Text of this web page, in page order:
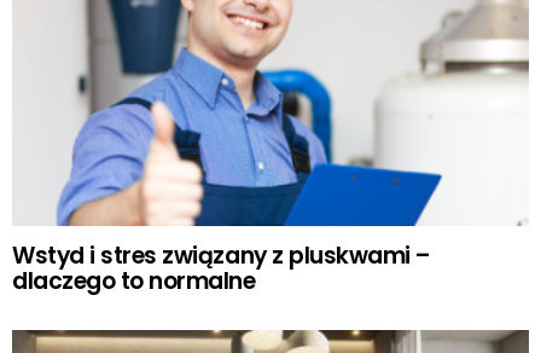
Wstyd i stres związany z pluskwami –
dlaczego to normalne